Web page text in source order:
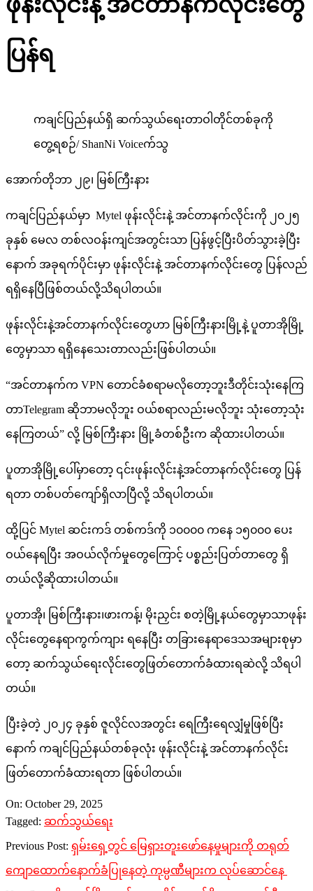
ပြန်ရ
ကချင်ပြည်နယ်ရှိ ဆက်သွယ်ရေးတာဝါတိုင်တစ်ခုကို
တွေ့ရစဉ်/ ShanNi Voiceက်သွ
အောက်တိုဘာ ၂၉၊ မြစ်ကြီးနား
ကချင်ပြည်နယ်မှာ Mytel ဖုန်းလိုင်းနဲ့ အင်တာနက်လိုင်းကို ၂၀၂၅
ခုနှစ် မေလ တစ်လဝန်းကျင်အတွင်းသာ ပြန်ဖွင့်ပြီးပိတ်သွားခဲ့ပြီး
နောက် အခုရက်ပိုင်းမှာ ဖုန်းလိုင်းနဲ့ အင်တာနက်လိုင်းတွေ ပြန်လည်
ရရှိနေပြီဖြစ်တယ်လို့သိရပါတယ်။
ဖုန်းလိုင်းနဲ့အင်တာနက်လိုင်းတွေဟာ မြစ်ကြီးနားမြို့နဲ့ ပူတာအိုမြို့
တွေမှာသာ ရရှိနေသေးတာလည်းဖြစ်ပါတယ်။
“အင်တာနက်က VPN တောင်ခံစရာမလိုတော့ဘူးဒီတိုင်းသုံးနေကြ
တာTelegram ဆိုဘာမလိုဘူး ဝယ်စရာလည်းမလိုဘူး သုံးတော့သုံး
နေကြတယ်” လို့ မြစ်ကြီးနား မြို့ခံတစ်ဦးက ဆိုထားပါတယ်။
ပူတာအိုမြို့ပေါ်မှာတော့ ၎င်းဖုန်းလိုင်းနဲ့အင်တာနက်လိုင်းတွေ ပြန်
ရတာ တစ်ပတ်ကျော်ရှိလာပြီလို့ သိရပါတယ်။
ထို့ပြင် Mytel ဆင်းကဒ် တစ်ကဒ်ကို ၁၀၀၀၀ ကနေ ၁၅၀၀၀ ပေး
ဝယ်နေရပြီး အဝယ်လိုက်မှုတွေကြောင့် ပစ္စည်းပြတ်တာတွေ ရှိ
တယ်လို့ဆိုထားပါတယ်။
ပူတာအို၊ မြစ်ကြီးနား၊ဖားကန့်၊ မိုးညှင်း စတဲ့မြို့နယ်တွေမှာသာဖုန်း
လိုင်းတွေနေရာကွက်ကျား ရနေပြီး တခြားနေရာဒေသအများစုမှာ
တော့ ဆက်သွယ်ရေးလိုင်းတွေဖြတ်တောက်ခံထားရဆဲလို့ သိရပါ
တယ်။
ပြီးခဲ့တဲ့ ၂၀၂၄ ခုနှစ် ဇူလိုင်လအတွင်း ရေကြီးရေလျှံမှုဖြစ်ပြီး
နောက် ကချင်ပြည်နယ်တစ်ခုလုံး ဖုန်းလိုင်းနဲ့ အင်တာနက်လိုင်း
ဖြတ်တောက်ခံထားရတာ ဖြစ်ပါတယ်။
2025-
10-
29
On: October 29, 2025
Tagged: ဆက်သွယ်ရေး
Previous Post: ရှမ်းရှေ့တွင် မြေရှားတူးဖော်နေမှုများကို တရုတ်
ကျောထောက်နောက်ခံပြုနေတဲ့ ကုမ္ပဏီများက လုပ်ဆောင်နေ